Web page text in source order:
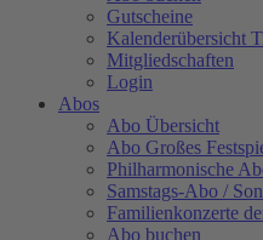
Gutscheine
Kalenderübersicht
Mitgliedschaften
Login
Abos
Abo Übersicht
Abo Großes
Philharmonische
Samstags-Abo /
Familienkonzerte
Abo buchen